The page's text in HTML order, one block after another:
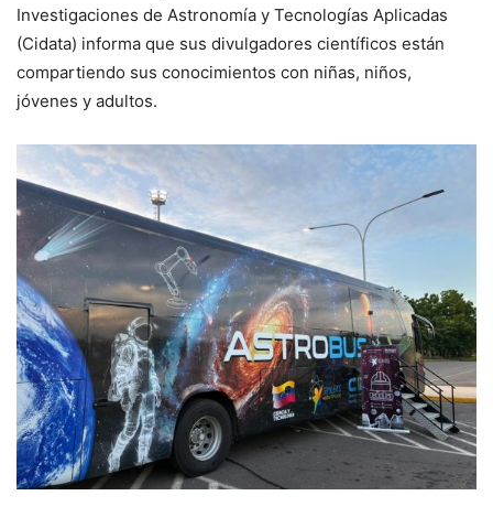
Investigaciones de Astronomía y Tecnologías Aplicadas
(Cidata) informa que sus divulgadores científicos están
compartiendo sus conocimientos con niñas, niños,
jóvenes y adultos.